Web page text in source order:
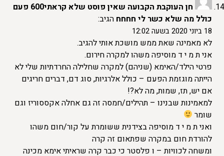
חן העוקבת הקבועה שאין פוסט שלא קראתי600 פעם
כולל מה שלא כשר לי חחחח הגיב:
18 ביוני 2020 בשעה 12:02
לא מאמינה שאת ממש מושכת אותי להגיב.
אני ת מ י ד מוסיפה משהו למקרה חירום.
פרטי הילד/האימא (שניהם) למקרה שחלילה החרדתיות שלי לא
הייתה מוגזמת הפעם – כולל אלרגיות, סוג דם, דברים חריגים
אם יש, תז, שמות, מה לא?!
למאמינות שבנינו – תהילים/חמסה זה גם אחלה אקססוריז וגם
שומר
ואני ת מ י ד מוסיפה בצידנית ששומרת על קור/חום משהו
להורדת חום במקרה שפתאום זה קרה
ומשחה לכוויות – ו פלסטר כי כבר קרה שראיתי אימא מכינה